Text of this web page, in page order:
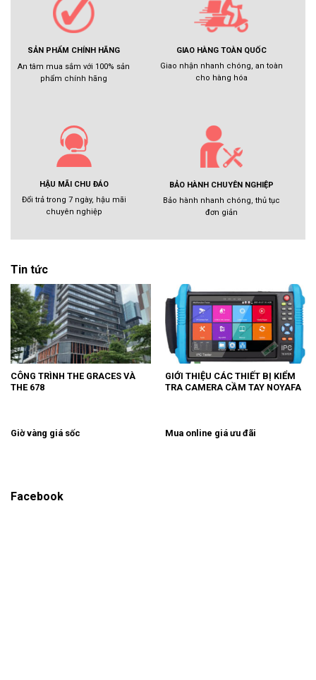
SẢN PHẨM CHÍNH HÃNG
An tâm mua sắm với 100% sản
phẩm chính hãng
GIAO HÀNG TOÀN QUỐC
Giao nhận nhanh chóng, an toàn
cho hàng hóa
HẬU MÃI CHU ĐÁO
Đổi trả trong 7 ngày, hậu mãi
chuyên nghiệp
BẢO HÀNH CHUYÊN NGHIỆP
Bảo hành nhanh chóng, thủ tục
đơn giản
Tin tức
CÔNG TRÌNH THE GRACES VÀ
THE 678
GIỚI THIỆU CÁC THIẾT BỊ KIỂM
TRA CAMERA CẦM TAY NOYAFA
Giờ vàng giá sốc Mua online giá ưu đãi
Facebook